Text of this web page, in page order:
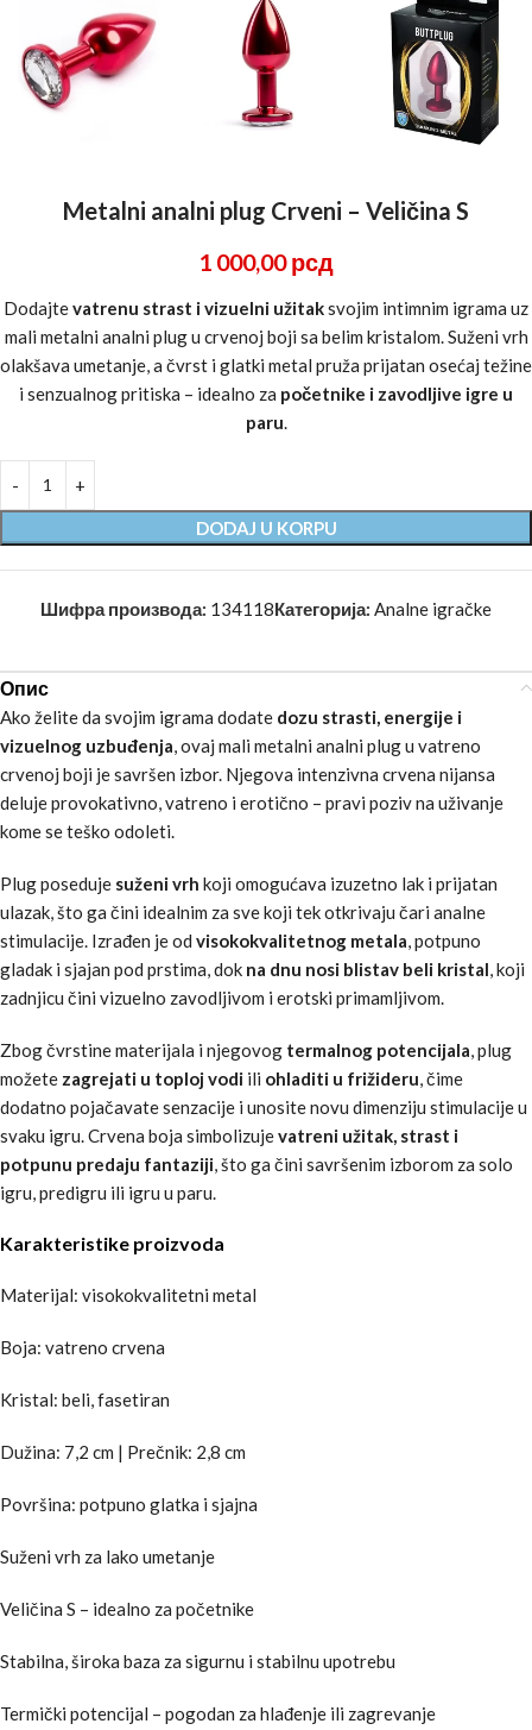
Metalni analni plug Crveni – Veličina S
1 000,00рсд
Dodajtevatrenu strast i vizuelni užitaksvojim intimnim igrama uz
mali metalni analni plug u crvenoj boji sa belim kristalom. Suženi vrh
olakšava umetanje, a čvrst i glatki metal pruža prijatan osećaj težine
i senzualnog pritiska – idealno za početnike i zavodljive igre u
paru.
DODAJ U KORPU
Шифра производа: 134118Категорија: Analne igračke
Опис
Ako želite da svojim igrama dodate dozu strasti, energije i
vizuelnog uzbuđenja, ovaj mali metalni analni plug u vatreno
crvenoj boji je savršen izbor. Njegova intenzivna crvena nijansa
deluje provokativno, vatreno i erotično – pravi poziv na uživanje
kome se teško odoleti.
Plug poseduje suženi vrh koji omogućava izuzetno lak i prijatan
ulazak, što ga čini idealnim za sve koji tek otkrivaju čari analne
stimulacije. Izrađen je od visokokvalitetnog metala, potpuno
gladak i sjajan pod prstima, dok na dnu nosi blistav beli kristal, koji
zadnjicu čini vizuelno zavodljivom i erotski primamljivom.
Zbog čvrstine materijala i njegovog termalnog potencijala, plug
možete zagrejati u toploj vodi ili ohladiti u frižideru, čime
dodatno pojačavate senzacije i unosite novu dimenziju stimulacije u
svaku igru. Crvena boja simbolizujevatreni užitak, strast i
potpunu predaju fantaziji, što ga čini savršenim izborom za solo
igru, predigru ili igru u paru.
Karakteristike proizvoda
Materijal: visokokvalitetni metal
Boja: vatreno crvena
Kristal: beli, fasetiran
Dužina: 7,2 cm | Prečnik: 2,8 cm
Površina: potpuno glatka i sjajna
Suženi vrh za lako umetanje
Veličina S – idealno za početnike
Stabilna, široka baza za sigurnu i stabilnu upotrebu
Termički potencijal – pogodan za hlađenje ili zagrevanje